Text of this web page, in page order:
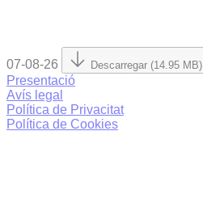
07-08-26 Descarregar (14.95 MB)
Presentació
Avís legal
Política de Privacitat
Política de Cookies